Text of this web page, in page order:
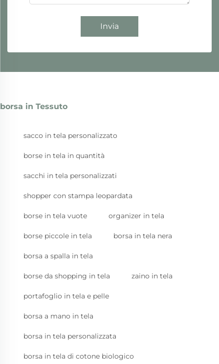
Invia
borsa in Tessuto
sacco in tela personalizzato
borse in tela in quantità
sacchi in tela personalizzati
shopper con stampa leopardata
borse in tela vuote organizer in tela
borse piccole in tela borsa in tela nera
borsa a spalla in tela
borse da shopping in tela zaino in tela
portafoglio in tela e pelle
borsa a mano in tela
borsa in tela personalizzata
borsa in tela di cotone biologico